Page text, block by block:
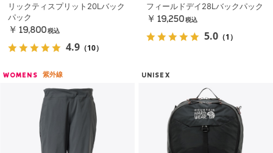
リックティスプリット20Lバック
パック
￥19,800 税込
4.9 （10）
フィールドデイ28Lバックパック
￥19,250 税込
5.0 （1）
WOMENS 紫外線 UNISEX